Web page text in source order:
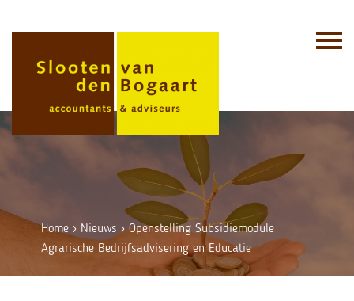
Home › Nieuws ›Openstelling Subsidiemodule
Agrarische Bedrijfsadvisering en Educatie